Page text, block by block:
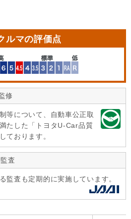
ルマの評価点
修
等について、自動車公正取
たした「トヨタU-Car品質
ております。
査
監査も定期的に実施しています。